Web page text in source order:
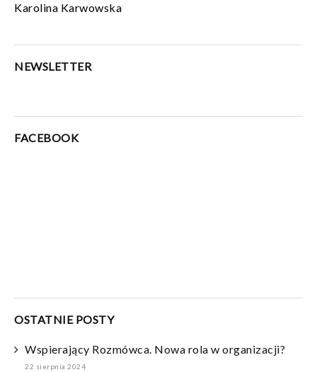
Karolina Karwowska
NEWSLETTER
FACEBOOK
OSTATNIE POSTY
Wspierający Rozmówca. Nowa rola w organizacji?
22 sierpnia 2024